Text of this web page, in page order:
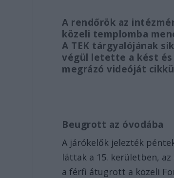
A rendőrök az
közeli templomba
A TEK tárgyalójának
végül letette a kést és
megrázó videóját
Beugrott az óvodába
A járókelők jelezték
láttak a 15. kerületben,
a férfi átugrott a közeli